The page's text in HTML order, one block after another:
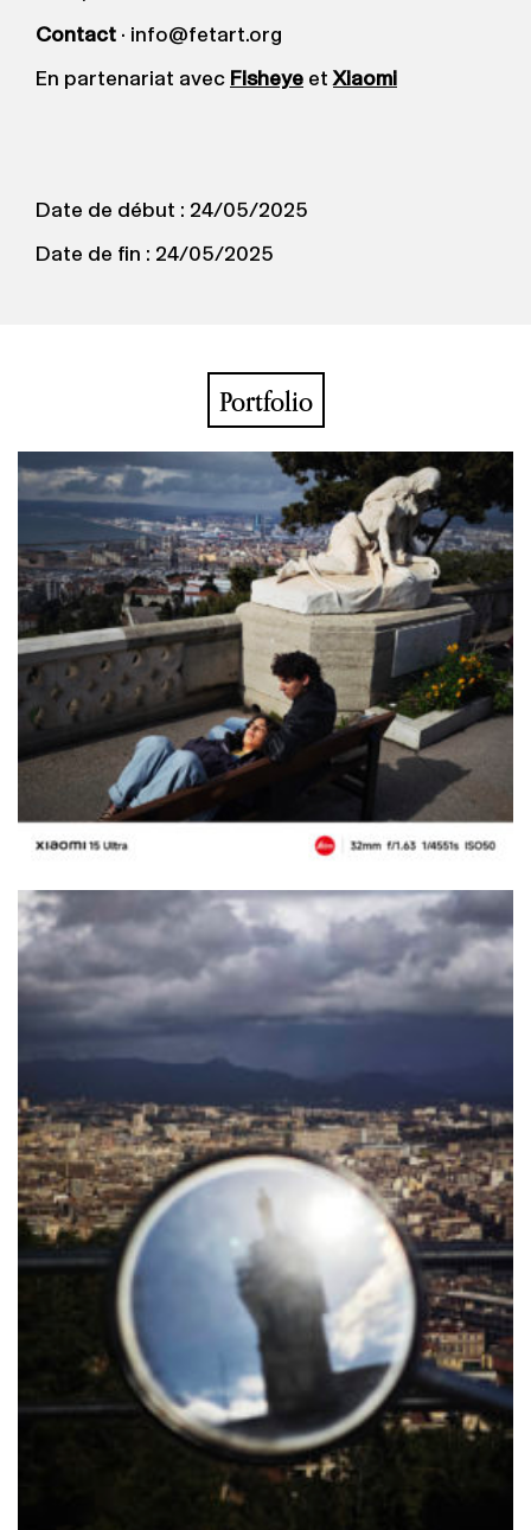
Contact · info@fetart.org
En partenariat avec Fisheye etXiaomi
Date de début : 24/05/2025
Date de fin : 24/05/2025
Portfolio